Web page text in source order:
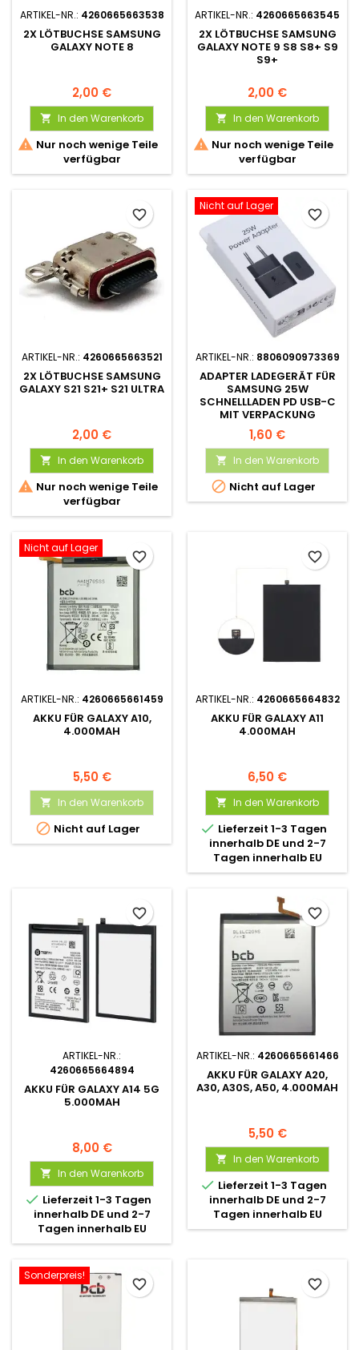
ARTIKEL-NR.: 4260665663538
2X LÖTBUCHSE SAMSUNG
GALAXY NOTE 8
2,00 €
 In den Warenkorb
 Nur noch wenige Teile
verfügbar
ARTIKEL-NR.: 4260665663545
2X LÖTBUCHSE SAMSUNG
GALAXY NOTE 9 S8 S8+ S9
S9+
2,00 €
 In den Warenkorb
 Nur noch wenige Teile
verfügbar
ARTIKEL-NR.: 4260665663521
2X LÖTBUCHSE SAMSUNG
GALAXY S21 S21+ S21 ULTRA
2,00 €
 In den Warenkorb
 Nur noch wenige Teile
verfügbar
favorite_border
Nicht auf Lager
ARTIKEL-NR.: 8806090973369
ADAPTER LADEGERÄT FÜR
SAMSUNG 25W
SCHNELLLADEN PD USB-C
MIT VERPACKUNG
1,60 €
 In den Warenkorb
 Nicht auf Lager
favorite_border
Nicht auf Lager
ARTIKEL-NR.: 4260665661459
AKKU FÜR GALAXY A10,
4.000MAH
5,50 €
 In den Warenkorb
 Nicht auf Lager
favorite_border
ARTIKEL-NR.: 4260665664832
AKKU FÜR GALAXY A11
4.000MAH
6,50 €
 In den Warenkorb
 Lieferzeit 1-3 Tagen
innerhalb DE und 2-7
Tagen innerhalb EU
favorite_border
ARTIKEL-NR.:
4260665664894
AKKU FÜR GALAXY A14 5G
5.000MAH
8,00 €
 In den Warenkorb
 Lieferzeit 1-3 Tagen
innerhalb DE und 2-7
Tagen innerhalb EU
favorite_border
ARTIKEL-NR.: 4260665661466
AKKU FÜR GALAXY A20,
A30, A30S, A50, 4.000MAH
5,50 €
 In den Warenkorb
 Lieferzeit 1-3 Tagen
innerhalb DE und 2-7
Tagen innerhalb EU
favorite_border
Sonderpreis!
favorite_border favorite_border